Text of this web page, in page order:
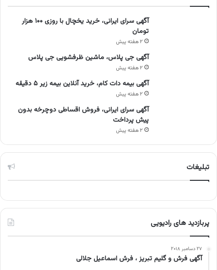
آگهی سرای ایرانی، خرید یخچال با روزی ۱۰۰ هزار
تومان
۲ هفته پیش
آگهی جی پلاس، ماشین ظرفشویی جی پلاس
۲ هفته پیش
آگهی بیمه دات کام، خرید آنلاین بیمه زیر ۵ دقیقه
۲ هفته پیش
آگهی سرای ایرانی، فروش اقساطی دوچرخه بدون
پیش پرداخت
۲ هفته پیش
تبلیغات
پربازدید های رادیویی
۲۷ دسامبر ۲۰۱۸
آگهی فرش و گلیم تبریز ، فرش اسماعیل جلالی